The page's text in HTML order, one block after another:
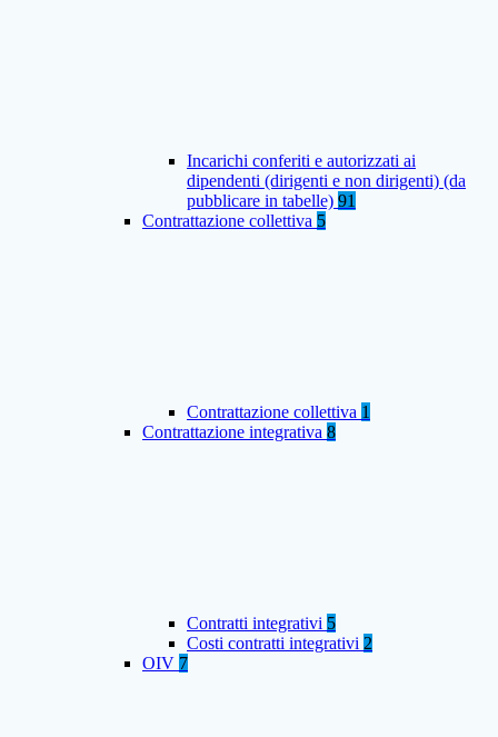
Incarichi conferiti e autorizzati ai
dipendenti (dirigenti e non dirigenti) (da
pubblicare in tabelle) 91
Contrattazione collettiva 5
Contrattazione collettiva 1
Contrattazione integrativa 8
Contratti integrativi 5
Costi contratti integrativi 2
OIV 7